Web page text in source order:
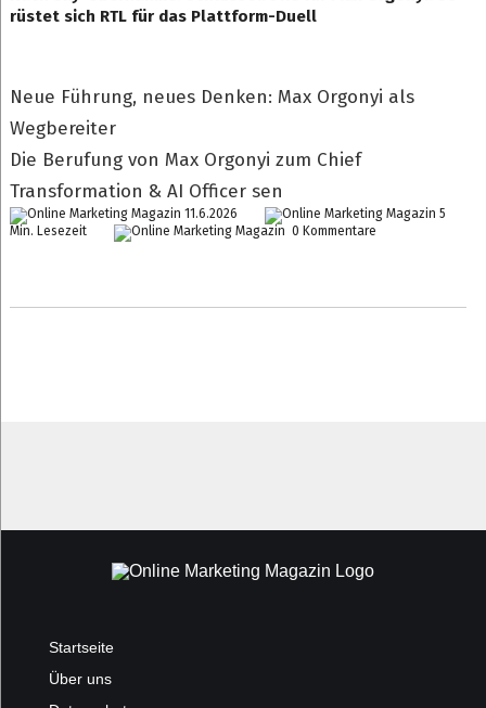
rüstet sich RTL für das Plattform-Duell
Neue Führung, neues Denken: Max Orgonyi als
Wegbereiter
Die Berufung von Max Orgonyi zum Chief
Transformation & AI Officer sen
11.6.2026
5
Min. Lesezeit
0 Kommentare
Startseite
Über uns